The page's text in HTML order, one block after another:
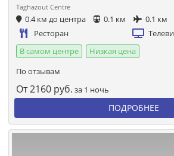
Taghazout Centre
0.4 км до центра 0.1 км
0.1 км
Ресторан
В самом центре
Низкая цена
По отзывам
От2160 руб. за 1 ночь
ПОДРОБНЕЕ